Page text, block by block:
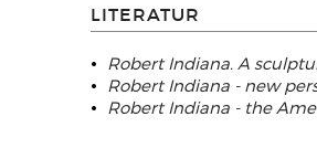
LITERATUR
Robert Indiana. A
Robert Indiana - new
Robert Indiana - the